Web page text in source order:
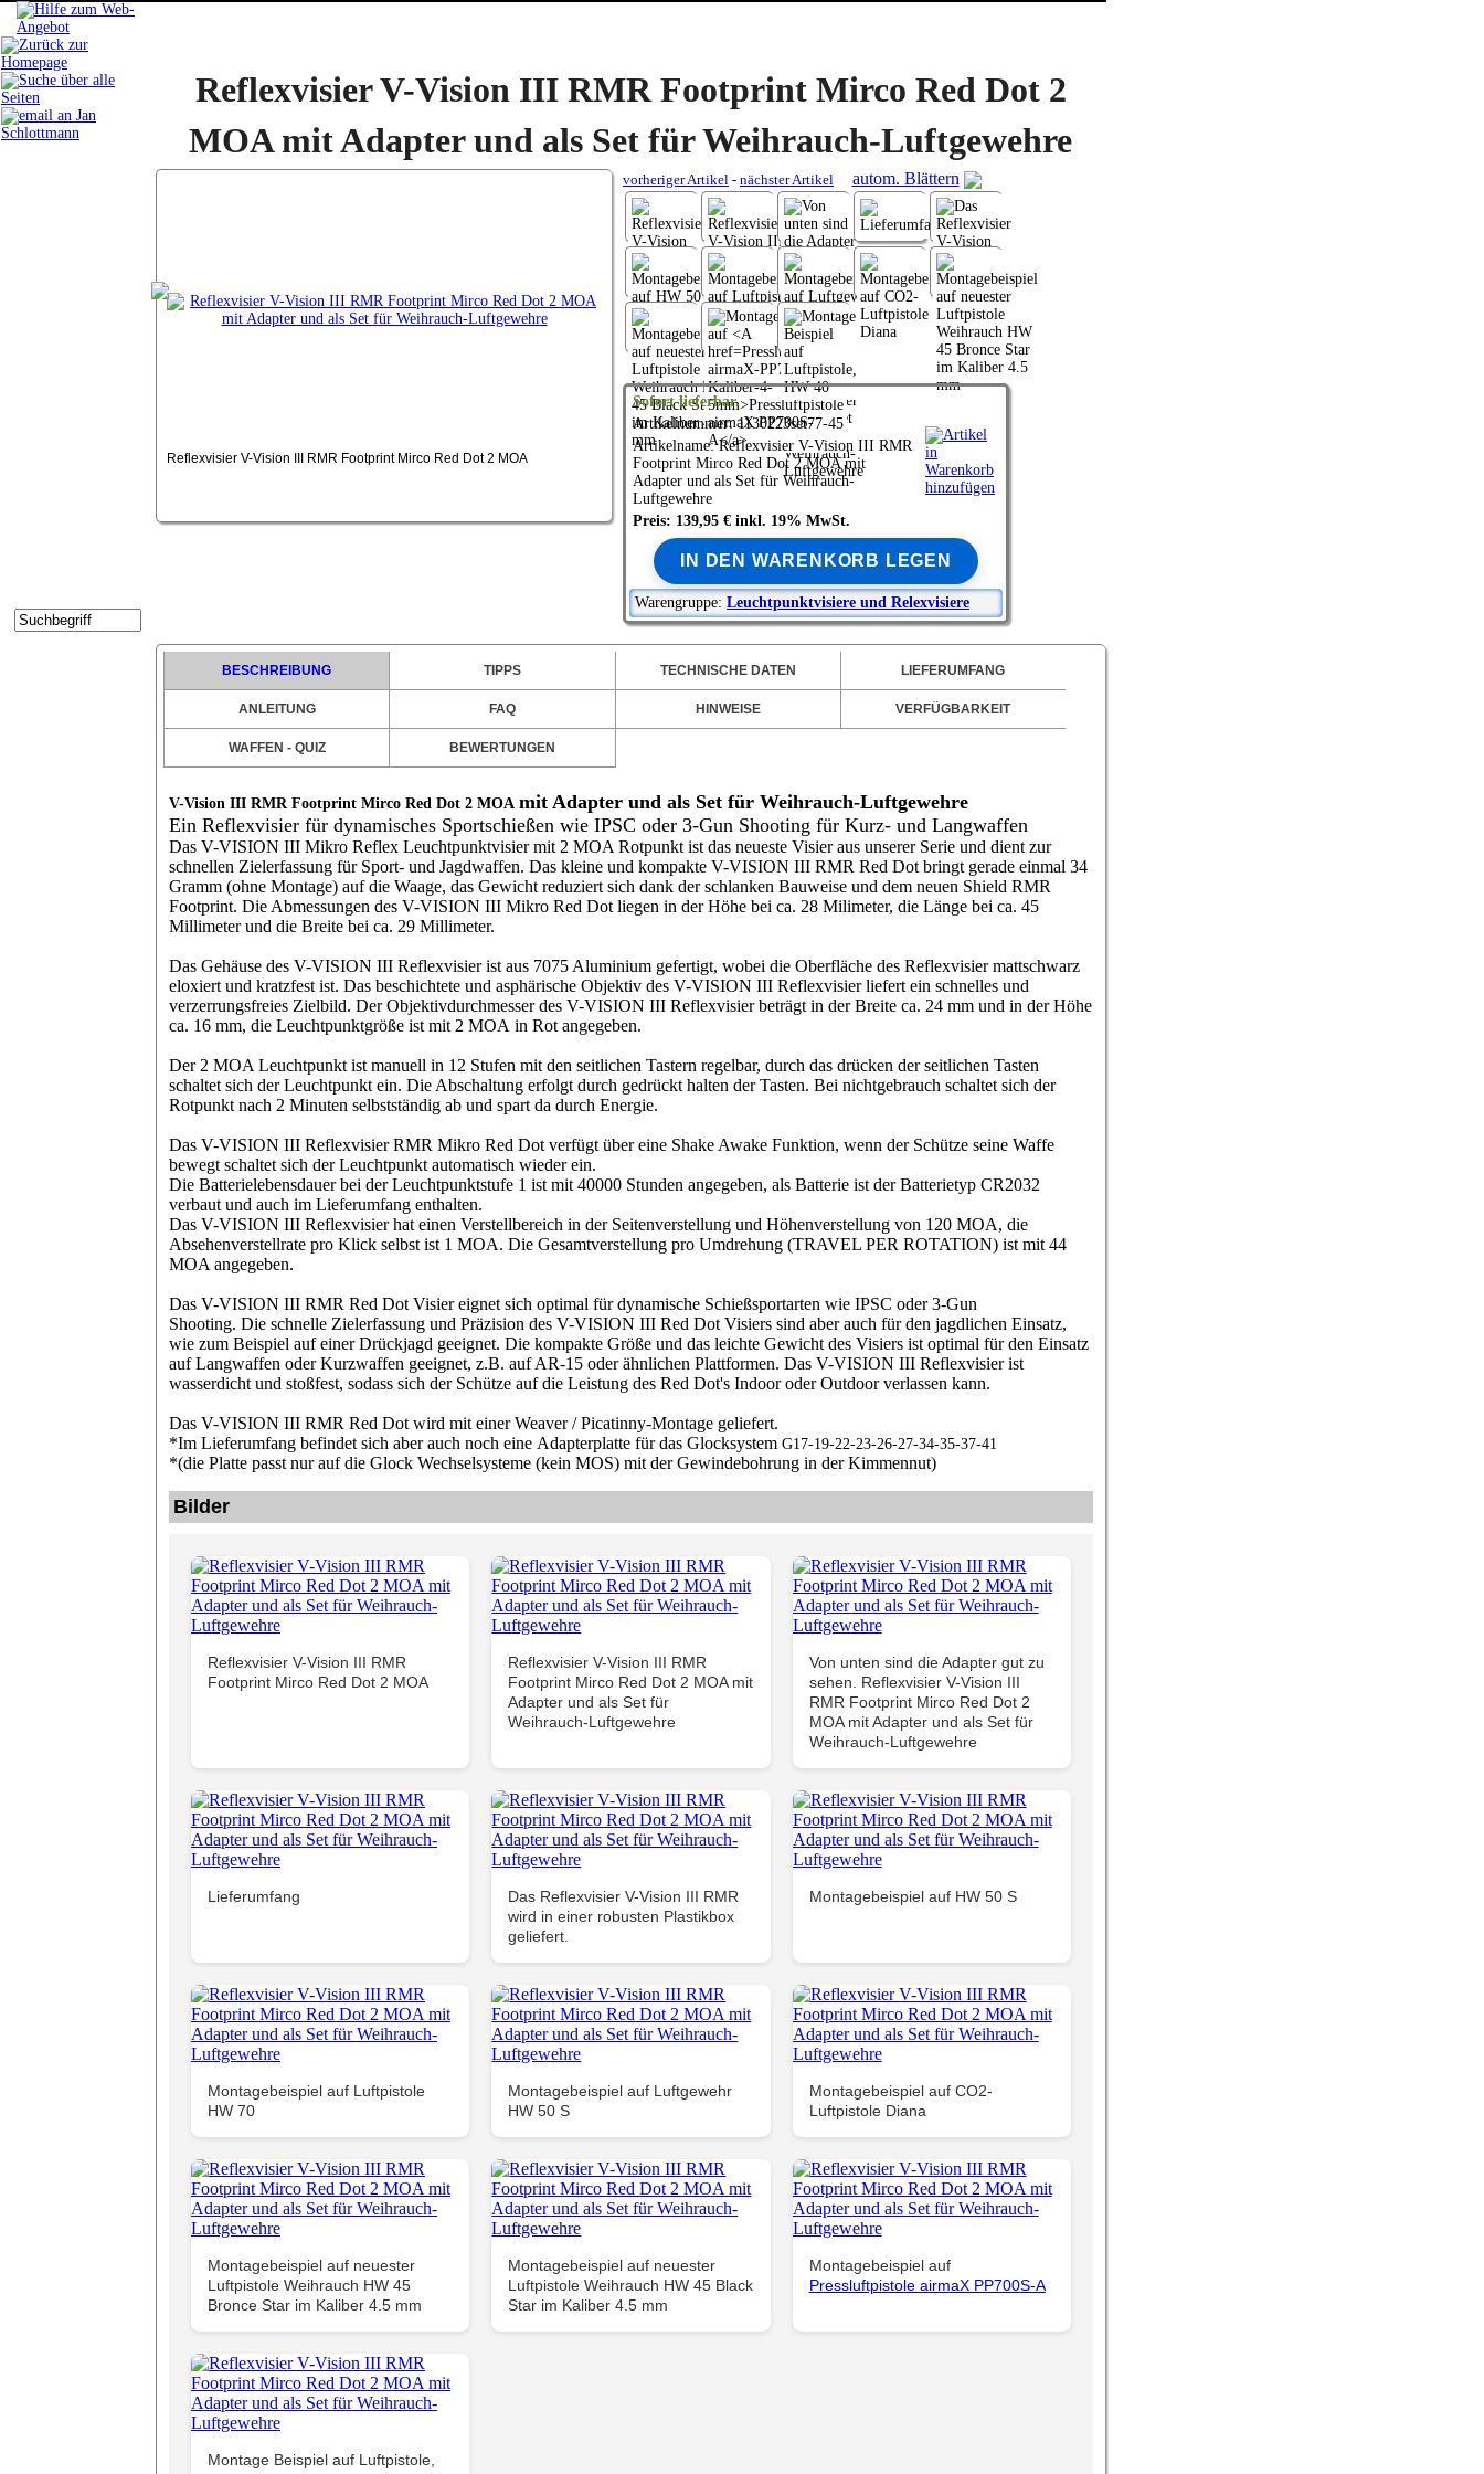
Produkte
Luftgewehre
Luftpistolen
Reflexvisier V-Vision III RMR Footprint Mirco Red Dot 2
MOA mit Adapter und als Set für Weihrauch-Luftgewehre
Reflexvisier V-Vision III RMR Footprint Mirco Red Dot 2 MOA
vorheriger Artikel - nächster Artikel autom. Blättern
Sofort lieferbar.
Artikelnummer: 1130223set77-45
Artikelname: Reflexvisier V-Vision III RMR
Footprint Mirco Red Dot 2 MOA mit
Adapter und als Set für Weihrauch-
Luftgewehre
Preis: 139,95 € inkl. 19% MwSt.
IN DEN WARENKORB LEGEN
Warengruppe: Leuchtpunktvisiere und Relexvisiere
BESCHREIBUNG TIPPS TECHNISCHE DATEN LIEFERUMFANG
ANLEITUNG FAQ HINWEISE VERFÜGBARKEIT
WAFFEN - QUIZ BEWERTUNGEN
V-Vision III RMR Footprint Mirco Red Dot 2 MOA mit Adapter und als Set für Weihrauch-Luftgewehre
Ein Reflexvisier für dynamisches Sportschießen wie IPSC oder 3-Gun Shooting für Kurz- und Langwaffen
Das V-VISION III Mikro Reflex Leuchtpunktvisiermit 2 MOA Rotpunkt ist das neueste Visier aus unserer Serie und dient zur
schnellen Zielerfassung für Sport- und Jagdwaffen. Das kleine und kompakte V-VISION III RMR Red Dot bringt gerade einmal 34
Gramm (ohne Montage) auf die Waage, das Gewicht reduziert sich dank der schlanken Bauweise und dem neuen Shield RMR
Footprint. Die Abmessungen des V-VISION III Mikro Red Dot liegen in der Höhe bei ca. 28 Milimeter, die Länge bei ca. 45
Millimeter und die Breite bei ca. 29 Millimeter.
Das Gehäuse des V-VISION III Reflexvisier ist aus 7075 Aluminium gefertigt, wobei die Oberfläche des Reflexvisier mattschwarz
eloxiert und kratzfest ist. Das beschichtete und asphärische Objektiv des V-VISION III Reflexvisier liefert ein schnelles und
verzerrungsfreies Zielbild. Der Objektivdurchmesser des V-VISION III Reflexvisier beträgt in der Breite ca. 24 mm und in der Höhe
ca. 16 mm, die Leuchtpunktgröße ist mit 2 MOA in Rot angegeben.
Der 2 MOA Leuchtpunkt ist manuell in 12 Stufen mit den seitlichen Tastern regelbar, durch das drücken der seitlichen Tasten
schaltet sich der Leuchtpunkt ein. Die Abschaltung erfolgt durch gedrückt halten der Tasten. Bei nichtgebrauch schaltet sich der
Rotpunkt nach 2 Minuten selbstständig ab und spart da durch Energie.
Das V-VISION III ReflexvisierRMR Mikro Red Dot verfügt über eine Shake Awake Funktion, wenn der Schütze seine Waffe
bewegt schaltet sich der Leuchtpunkt automatisch wieder ein.
Die Batterielebensdauerbei der Leuchtpunktstufe 1 ist mit 40000 Stunden angegeben, als Batterie ist der Batterietyp CR2032
verbaut und auch im Lieferumfang enthalten.
Das V-VISION III Reflexvisier hat einen Verstellbereich in der Seitenverstellung und Höhenverstellung von 120 MOA, die
Absehenverstellrate pro Klick selbst ist 1 MOA. Die Gesamtverstellung pro Umdrehung (TRAVEL PER ROTATION) ist mit 44
MOA angegeben.
Das V-VISION III RMR Red Dot Visier eignet sich optimal für dynamische Schießsportarten wie IPSC oder 3-Gun
Shooting. Die schnelle Zielerfassung und Präzision des V-VISION III Red Dot Visiers sind aber auch für den jagdlichen Einsatz,
wie zum Beispiel auf einerDrückjagd geeignet. Die kompakte Größe und das leichte Gewicht des Visiers ist optimal für den Einsatz
auf Langwaffen oder Kurzwaffen geeignet, z.B. auf AR-15 oder ähnlichen Plattformen. Das V-VISION III Reflexvisier ist
wasserdicht und stoßfest, sodass sich der Schütze auf die Leistung des Red Dot's Indoor oder Outdoor verlassen kann.
Das V-VISION III RMR Red Dot wird mit einerWeaver / Picatinny-Montage geliefert.
*Im Lieferumfang befindet sich aber auch noch eine Adapterplatte für das Glocksystem G17-19-22-23-26-27-34-35-37-41
*​(die Platte passt nur auf die Glock Wechselsysteme (kein MOS) mit der Gewindebohrung in der Kimmennut)
Bilder
Reflexvisier V-Vision III RMR
Footprint Mirco Red Dot 2 MOA
Reflexvisier V-Vision III RMR
Footprint Mirco Red Dot 2 MOA mit
Adapter und als Set für
Weihrauch-Luftgewehre
Von unten sind die Adapter gut zu
sehen. Reflexvisier V-Vision III
RMR Footprint Mirco Red Dot 2
MOA mit Adapter und als Set für
Weihrauch-Luftgewehre
Lieferumfang
Das Reflexvisier V-Vision III RMR
wird in einer robusten Plastikbox
geliefert.
Montagebeispiel auf HW 50 S
Montagebeispiel auf Luftpistole
HW 70
Montagebeispiel auf Luftgewehr
HW 50 S
Montagebeispiel auf CO2-
Luftpistole Diana
Montagebeispiel auf neuester
Luftpistole Weihrauch HW 45
Bronce Star im Kaliber 4.5 mm
Montagebeispiel auf neuester
Luftpistole Weihrauch HW 45 Black
Star im Kaliber 4.5 mm
Montagebeispiel auf
Pressluftpistole airmaX PP700S-A
Montage Beispiel auf Luftpistole,